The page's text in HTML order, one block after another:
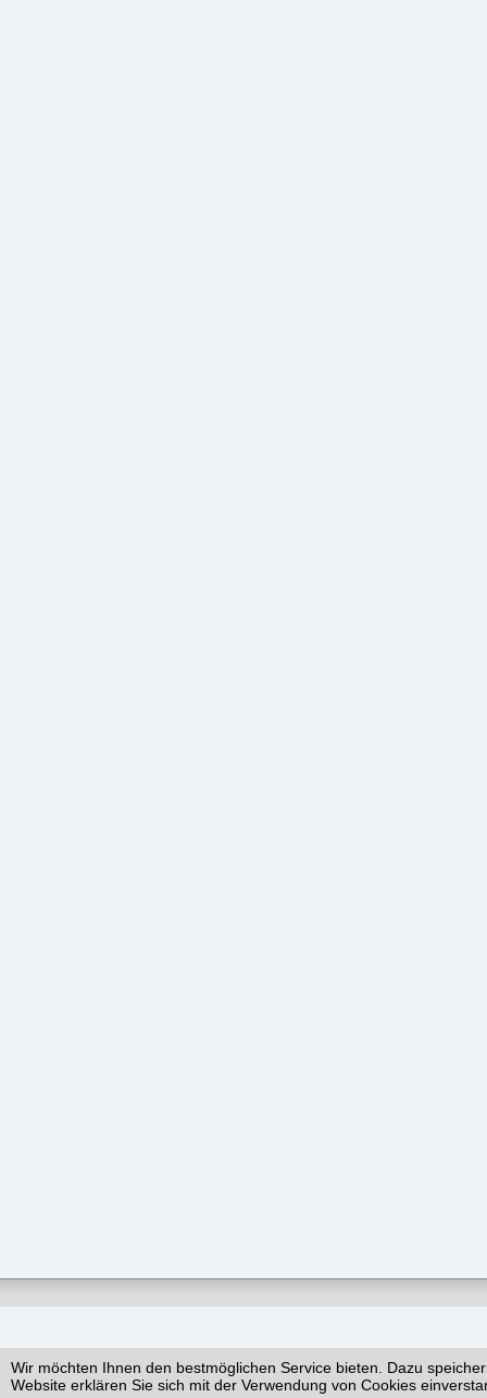
Wir möchten Ihnen den bestmöglichen Service bieten. Dazu
Website erklären Sie sich mit der Verwendung von Cookies